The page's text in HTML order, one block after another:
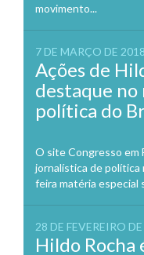
movimento...
7 DE MARÇO DE 2018
Ações de
destaque
política do
O site Congresso em
jornalística de política
feira matéria especial
28 DE FEVEREIRO
Hildo Rocha